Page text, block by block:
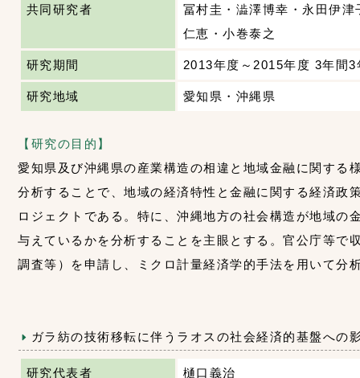
共同研究者
冨村圭・澁澤博幸・永田伊
仁恵・小巻泰之
研究期間 2013年度～2015年度 3年間3
研究地域 愛知県・沖縄県
【研究の目的】
愛知県及び沖縄県の産業構造の相違と地域金融に関する
分析することで、地域の経済特性と金融に関する経済政
ロジェクトである。特に、沖縄地方の社会構造が地域の
与えているかを分析することを主眼とする。官公庁等で
調査等）を申請し、ミクロ計量経済学的手法を用いて分
ガラ紡の技術移転に伴うラオスの社会経済的基盤への
研究代表者 樋口義治